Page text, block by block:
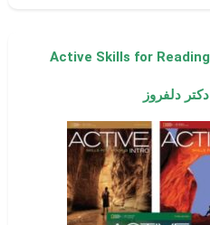
Active Skills for Reading
دکتر دلفروز